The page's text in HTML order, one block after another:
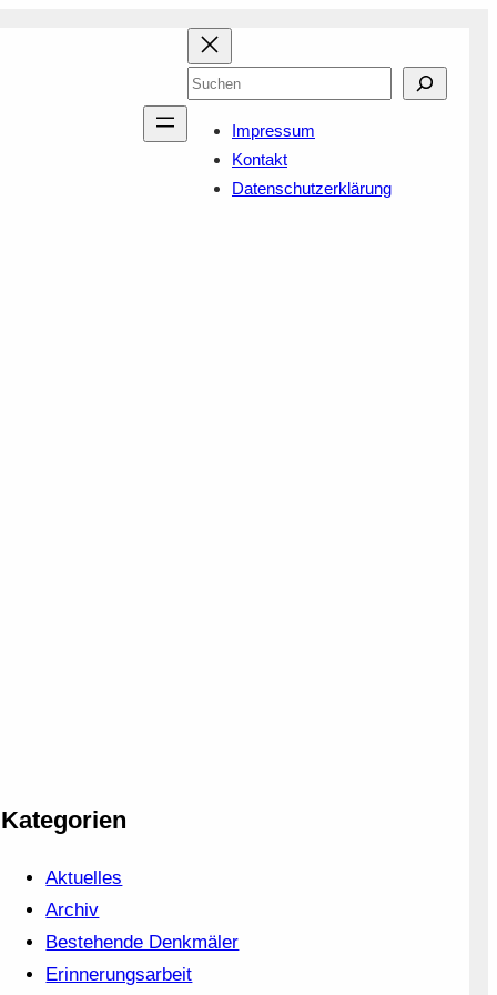
Suchen
Impressum
Kontakt
Datenschutzerklärung
Kategorien
Aktuelles
Archiv
Bestehende Denkmäler
Erinnerungsarbeit